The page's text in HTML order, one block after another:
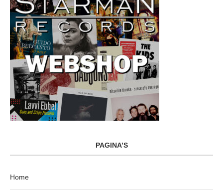
PAGINA’S
Home